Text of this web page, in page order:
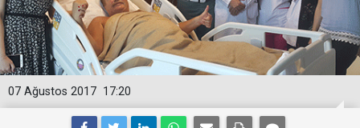
17:20
07 Ağustos 2017